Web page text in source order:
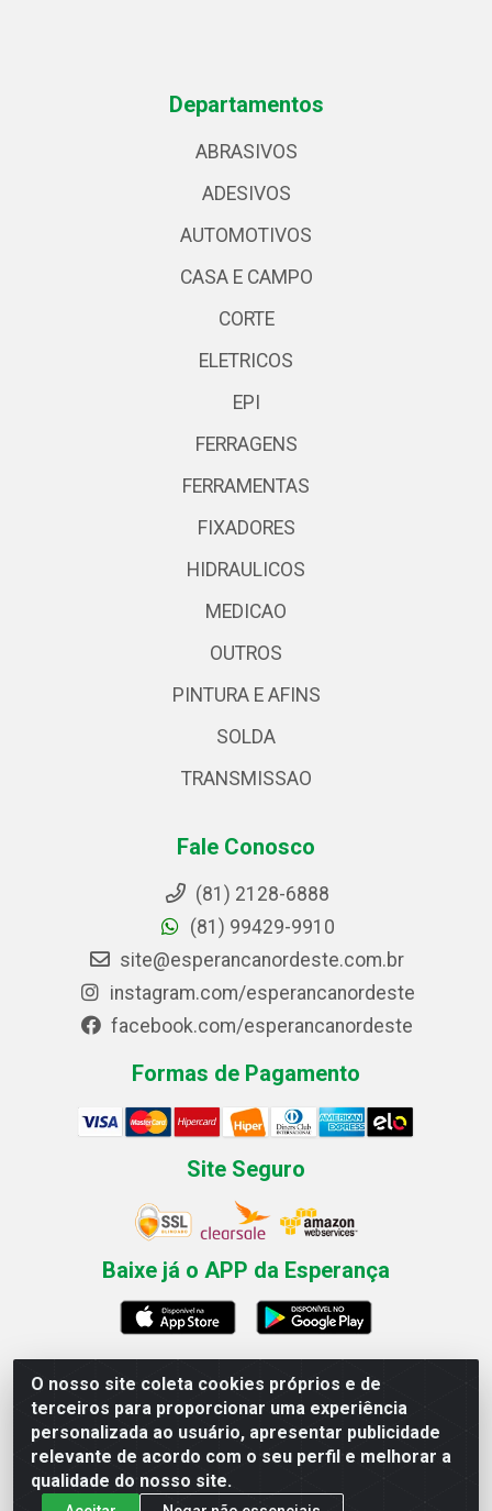
O nosso site coleta cookies próprios e de
terceiros para proporcionar uma experiência
personalizada ao usuário, apresentar publicidade
relevante de acordo com o seu perfil e melhorar a
qualidade do nosso site.
Departamentos
ABRASIVOS
ADESIVOS
AUTOMOTIVOS
CASA E CAMPO
CORTE
ELETRICOS
EPI
FERRAGENS
FERRAMENTAS
FIXADORES
HIDRAULICOS
MEDICAO
OUTROS
PINTURA E AFINS
SOLDA
TRANSMISSAO
Fale Conosco
(81) 2128-6888
(81) 99429-9910
site@esperancanordeste.com.br
instagram.com/esperancanordeste
facebook.com/esperancanordeste
Formas de Pagamento
Site Seguro
Baixe já o APP da Esperança
Esperança Nordeste - Rua Professor Caldas Filho, 291 -
Estância - Recife / PE CEP: 50771-335 - CNPJ
03.666.136/0001-23